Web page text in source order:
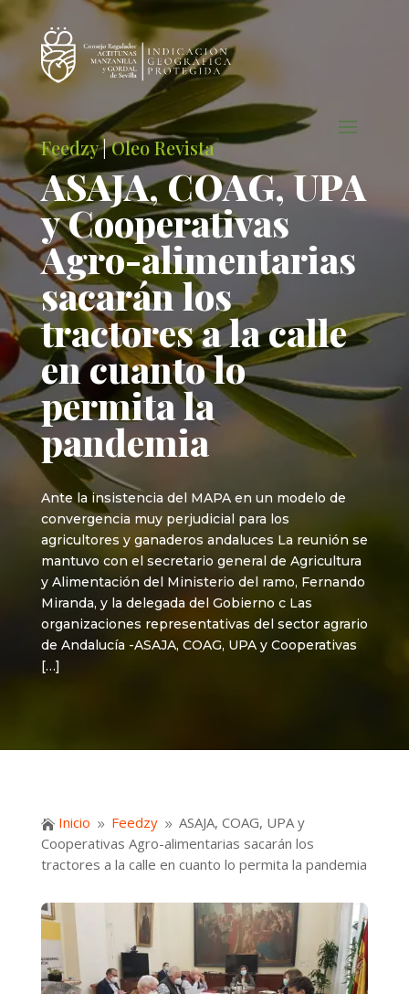
Feedzy|Oleo Revista
ASAJA, COAG, UPA
y Cooperativas
Agro-alimentarias
sacarán los
tractores a la calle
en cuanto lo
permita la
pandemia
Ante la insistencia del MAPA en un modelo de
convergencia muy perjudicial para los
agricultores y ganaderos andaluces La reunión se
mantuvo con el secretario general de Agricultura
y Alimentación del Ministerio del ramo, Fernando
Miranda, y la delegada del Gobierno c Las
organizaciones representativas del sector agrario
de Andalucía -ASAJA, COAG, UPA y Cooperativas
[…]
 Inicio 9 Feedzy 9 ASAJA, COAG, UPA y
Cooperativas Agro-alimentarias sacarán los
tractores a la calle en cuanto lo permita la pandemia